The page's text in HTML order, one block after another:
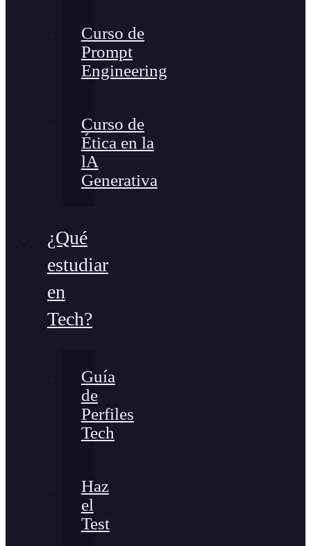
Curso de
Prompt
Engineering
Curso de
Ética en la
lA
Generativa
¿Qué
estudiar
en
Tech?
Guía
de
Perfiles
Tech
Haz
el
Test